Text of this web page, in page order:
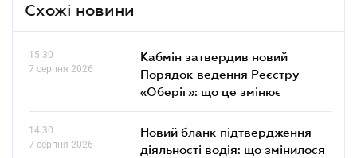
Схожі новини
15.30
7 серпня 2026
Кабмін затвердив новий
Порядок ведення Реєстру
«Оберіг»: що це змінює
14.30
7 серпня 2026
Новий бланк підтвердження
діяльності водія: що змінилося